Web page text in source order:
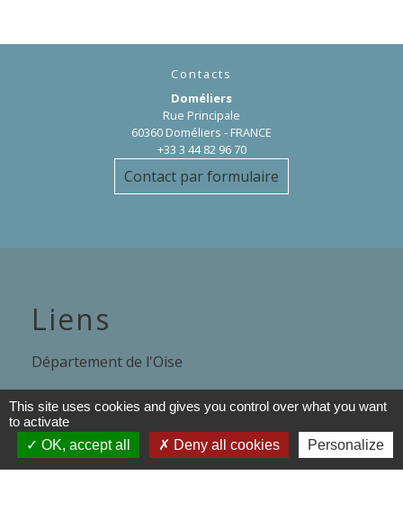
Contacts
Doméliers
Rue Principale
60360 Doméliers - FRANCE
+33 3 44 82 96 70
Contact par formulaire
Liens
Département de l'Oise
Région Hauts de France
Préfecture de l'oise
Communauté de Communes de
This site uses cookies and gives you control over what you want
to activate
OK, accept all
Deny all cookies Personalize